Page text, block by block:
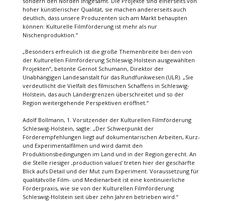
hoher künstlerischer Qualität, sie machen andererseits auch
deutlich, dass unsere Produzenten sich am Markt behaupten
können: Kulturelle Filmförderung ist mehr als nur
Nischenproduktion.“
„Besonders erfreulich ist die große Themenbreite bei den von
der Kulturellen Filmförderung Schleswig-Holstein ausgewählten
Projekten“, betonte Gernot Schumann, Direktor der
Unabhängigen Landesanstalt für das Rundfunkwesen (ULR). „Sie
verdeutlicht die Vielfalt des filmischen Schaffens in Schleswig-
Holstein, das auch Ländergrenzen überschreitet und so der
Region weitergehende Perspektiven eröffnet.“
Adolf Bollmann, 1. Vorsitzender der Kulturellen Filmförderung
Schleswig-Holstein, sagte: „Der Schwerpunkt der
Förderempfehlungen liegt auf dokumentarischen Arbeiten, Kurz-
und Experimentalfilmen und wird damit den
Produktionsbedingungen im Land und in der Region gerecht. An
die Stelle riesiger ‚production values‘ treten hier der geschärfte
Blick aufs Detail und der Mut zum Experiment. Voraussetzung für
qualitätvolle Film- und Medienarbeit ist eine kontinuierliche
Förderpraxis, wie sie von der Kulturellen Filmförderung
Schleswig-Holstein seit über zehn Jahren betrieben wird.“